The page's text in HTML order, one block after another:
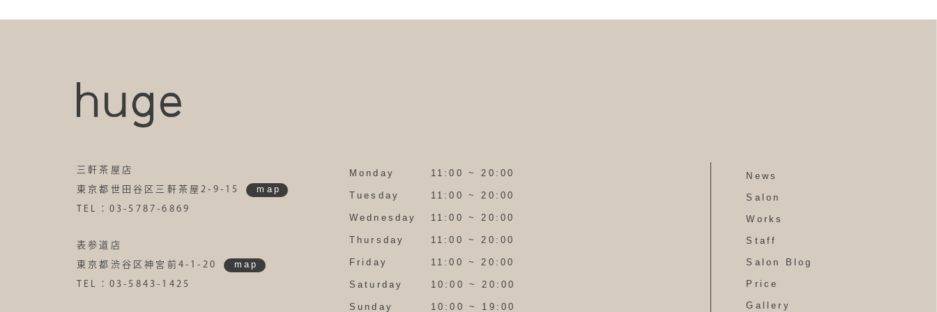
三軒茶屋店
東京都世田谷区三軒茶屋2-9-15 map
TEL：03-5787-6869
表参道店
東京都渋谷区神宮前4-1-20 map
TEL：03-5843-1425
Monday 11:00 ~ 20:00
Tuesday 11:00 ~ 20:00
Wednesday 11:00 ~ 20:00
Thursday 11:00 ~ 20:00
Friday 11:00 ~ 20:00
Saturday 10:00 ~ 20:00
Sunday 10:00 ~ 19:00
News
Salon
Works
Staff
Salon Blog
Price
Gallery